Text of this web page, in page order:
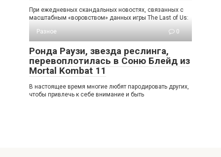
При ежедневных скандальных новостях, связанных с
масштабным «воровством» данных игры The Last of Us:
Разное
0
Ронда Раузи, звезда реслинга,
перевоплотилась в Соню Блейд из
Mortal Kombat 11
В настоящее время многие любят пародировать других,
чтобы привлечь к себе внимание и быть